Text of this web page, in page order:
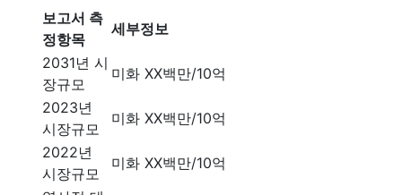
보고서 측
정항목
세부정보
2031년 시
장규모
미화 XX백만/10억
2023년
시장규모
미화 XX백만/10억
2022년
시장규모
미화 XX백만/10억